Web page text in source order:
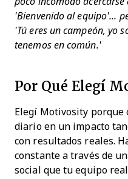
'Bienvenido al equipo'...
'Tú eres un campeón, yo
tenemos en común.'
Por Qué Elegí
Elegí Motivosity
diario en un impacto
con resultados reales.
constante a través de
social que tu equipo